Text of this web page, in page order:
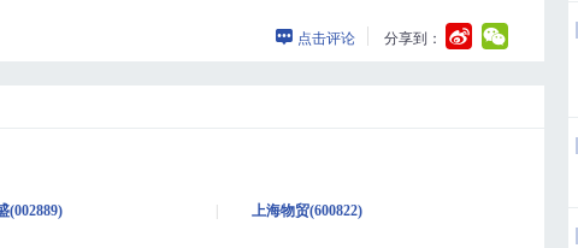
点击评论 分享到：
(002889) 上海物贸(600822)